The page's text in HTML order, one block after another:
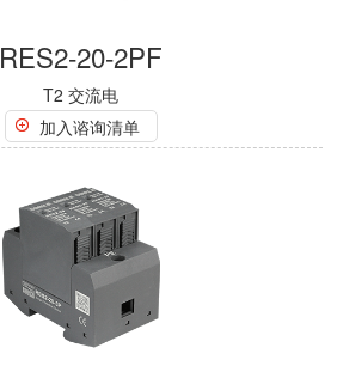
RES2-20-2PF
T2 交流电
加入谘询清单